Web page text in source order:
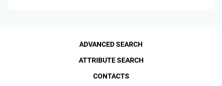
ADVANCED SEARCH
ATTRIBUTE SEARCH
CONTACTS